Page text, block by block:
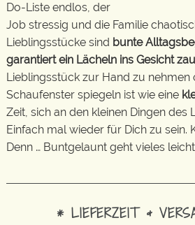
Do-Liste endlos, der
Job stressig und die Familie
Lieblingsstücke sind bunte
garantiert ein Lächeln ins Gesicht
Lieblingsstück zur Hand zu nehmen
Schaufenster spiegeln ist wie eine
Zeit, sich an den kleinen Dingen des
Einfach mal wieder für Dich zu sein.
Denn … Buntgelaunt geht vieles
* LIEFERZEIT &